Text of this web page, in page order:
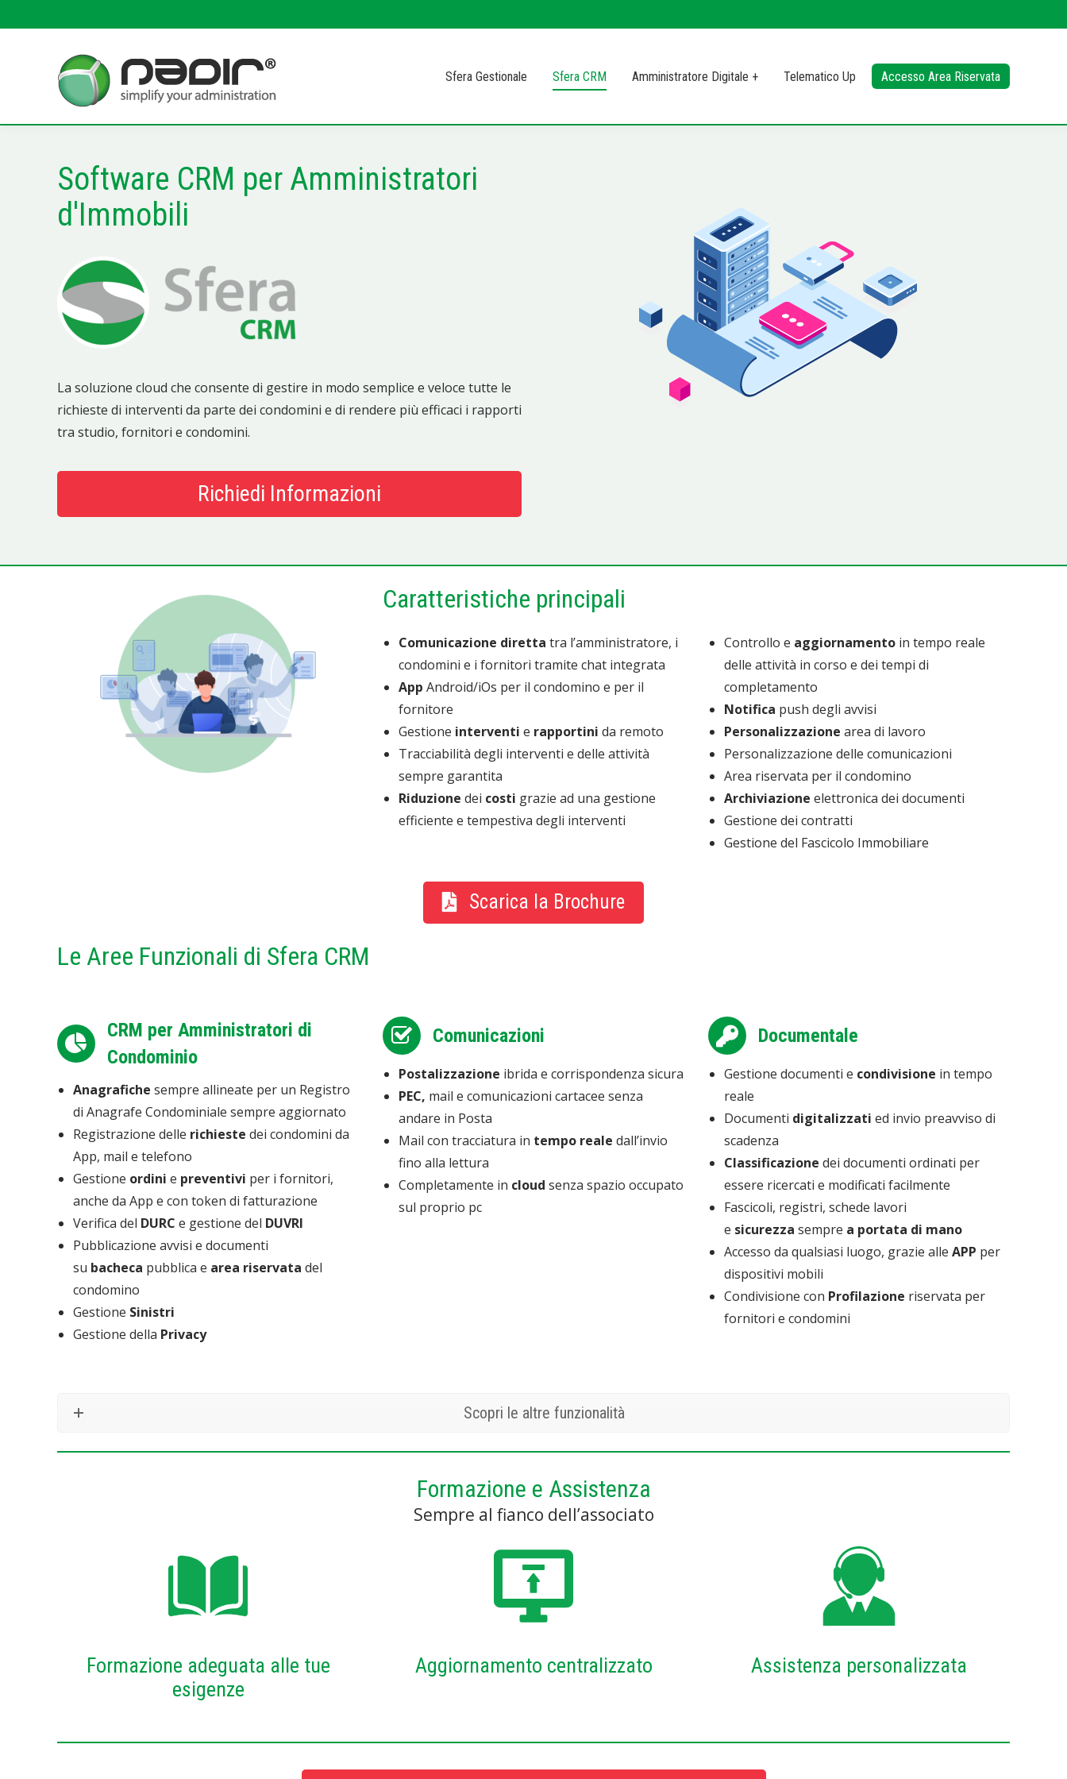
Sfera Gestionale Sfera CRM Amministratore Digitale + Telematico Up Accesso Area Riservata
Software CRM per Amministratori
d'Immobili
La soluzione cloud che consente di gestire in modo semplice e veloce tutte le
richieste di interventi da parte dei condomini e di rendere più efficaci i rapporti
tra studio, fornitori e condomini.
Richiedi Informazioni
Caratteristiche principali
Comunicazione diretta tra l’amministratore, i
condomini e i fornitori tramite chat integrata
App Android/iOs per il condomino e per il
fornitore
Gestione interventi e rapportini da remoto
Tracciabilità degli interventi e delle attività
sempre garantita
Riduzione dei costi grazie ad una gestione
efficiente e tempestiva degli interventi
Controllo e aggiornamento in tempo reale
delle attività in corso e dei tempi di
completamento
Notifica push degli avvisi
Personalizzazione area di lavoro
Personalizzazione delle comunicazioni
Area riservata per il condomino
Archiviazione elettronica dei documenti
Gestione dei contratti
Gestione del Fascicolo Immobiliare
Scarica la Brochure
Le Aree Funzionali di Sfera CRM
CRM per Amministratori di
Condominio
Anagrafiche sempre allineate per un Registro
di Anagrafe Condominiale sempre aggiornato
Registrazione delle richieste dei condomini da
App, mail e telefono
Gestione ordini e preventivi per i fornitori,
anche da App e con token di fatturazione
Verifica del DURC e gestione del DUVRI
Pubblicazione avvisi e documenti
su bacheca pubblica e area riservata del
condomino
Gestione Sinistri
Gestione della Privacy
Comunicazioni
Postalizzazione ibrida e corrispondenza sicura
PEC, mail e comunicazioni cartacee senza
andare in Posta
Mail con tracciatura in tempo reale dall’invio
fino alla lettura
Completamente in cloud senza spazio occupato
sul proprio pc
Documentale
Gestione documenti e condivisione in tempo
reale
Documenti digitalizzati ed invio preavviso di
scadenza
Classificazione dei documenti ordinati per
essere ricercati e modificati facilmente
Fascicoli, registri, schede lavori
e sicurezza sempre a portata di mano
Accesso da qualsiasi luogo, grazie alle APP per
dispositivi mobili
Condivisione con Profilazione riservata per
fornitori e condomini
Scopri le altre funzionalità
Formazione e Assistenza
Sempre al fianco dell’associato
Formazione adeguata alle tue
esigenze
Aggiornamento centralizzato Assistenza personalizzata